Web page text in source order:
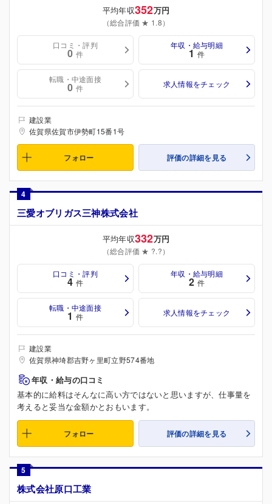
平均年収352万円
（総合評価 ★ 1.8）
口コミ・評判
0 件
年収・給与明細
1 件
転職・中途面接
0 件 求人情報をチェック
建設業
佐賀県佐賀市伊勢町15番1号
フォロー 評価の詳細を見る
4
三愛オブリガス三神株式会社
平均年収332万円
（総合評価 ★ ?.?）
口コミ・評判
4 件
年収・給与明細
2 件
転職・中途面接
1 件 求人情報をチェック
建設業
佐賀県神埼郡吉野ヶ里町立野574番地
年収・給与の口コミ
基本的に給料はそんなに高い方ではないと思いますが、仕事量を
考えると妥当な金額かとおもいます。
フォロー 評価の詳細を見る
5
株式会社原口工業